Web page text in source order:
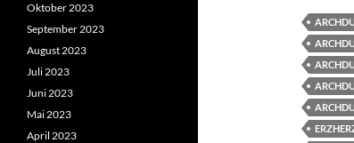
Oktober 2023
September 2023
August 2023
Juli 2023
Juni 2023
Mai 2023
April 2023